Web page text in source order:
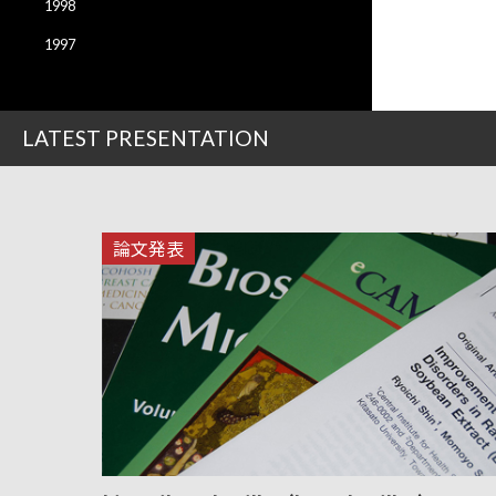
1998
1997
LATEST PRESENTATION
論文発表